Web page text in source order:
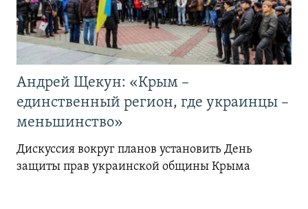
Андрей Щекун: «Крым –
единственный регион, где украинцы –
меньшинство»
Дискуссия вокруг планов установить День
защиты прав украинской общины Крыма